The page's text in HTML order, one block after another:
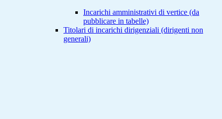
Incarichi amministrativi di vertice (da
pubblicare in tabelle)
Titolari di incarichi dirigenziali (dirigenti non
generali)